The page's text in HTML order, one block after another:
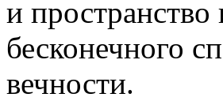
и
бесконечного
вечности.